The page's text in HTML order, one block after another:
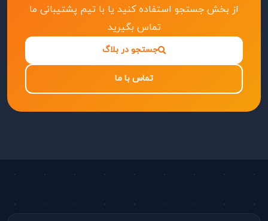
از بخش جستجو استفاده کنید یا با تیم پشتیبانی ما
تماس بگیرید
جستجو در بلاگ
تماس با ما